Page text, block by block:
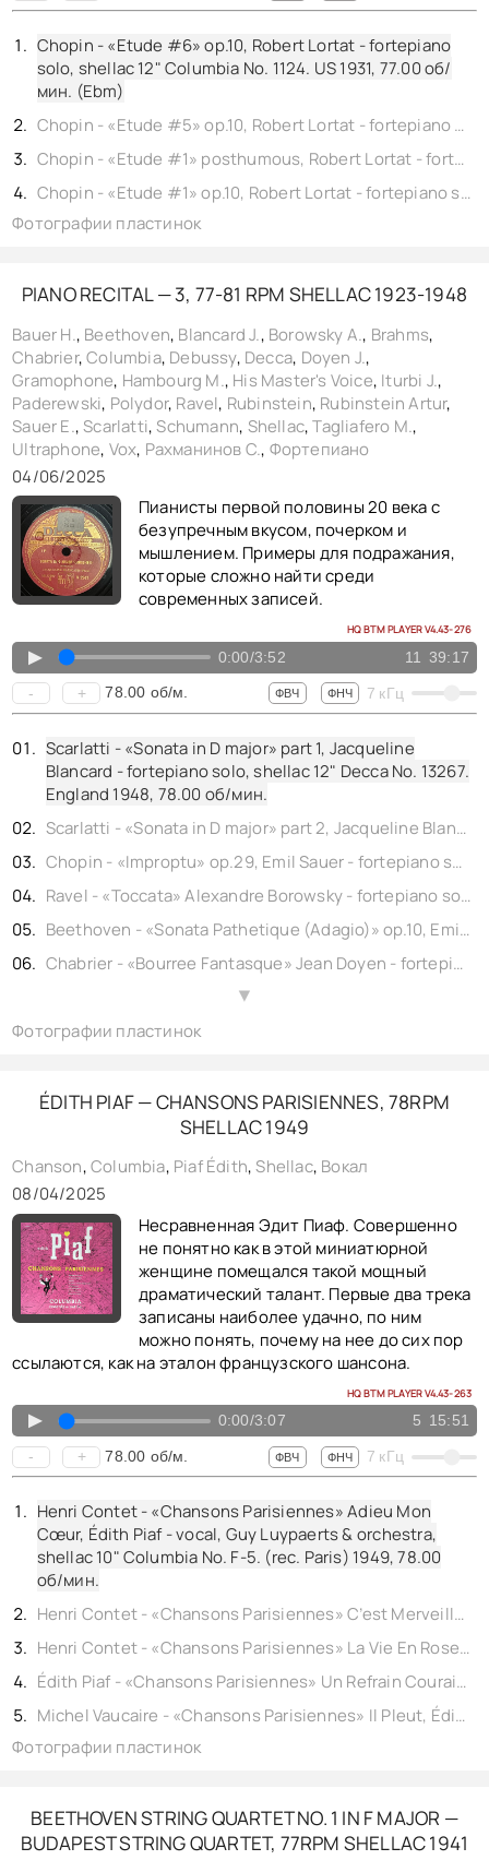
Chopin - «Etude #6» op.10, Robert Lortat - fortepiano
solo, shellac 12" Columbia No. 1124. US 1931, 77.00об/
мин. (Ebm)
Chopin - «Etude #5» op.10, Robert Lortat - fortepiano solo, shellac 12" Columbia No. 1123. US 1931,
Chopin - «Etude #1» posthumous, Robert Lortat - fortepiano solo, shellac 12" Columbia No. 1128. US 1931,
Chopin - «Etude #1» op.10, Robert Lortat - fortepiano solo, shellac 12" Columbia No. 1125. US 1931,
Фотографии пластинок
PIANO RECITAL — 3, 77-81 RPM SHELLAC 1923-1948
Bauer H., Beethoven, Blancard J., Borowsky A., Brahms,
Chabrier,Columbia, Debussy, Decca, Doyen J.,
Gramophone, Hambourg M., His Master's Voice, Iturbi J.,
Paderewski, Polydor, Ravel, Rubinstein, Rubinstein Artur,
Sauer E.,Scarlatti,Schumann, Shellac,Tagliafero M.,
Ultraphone, Vox, Рахманинов С., Фортепиано
04/06/2025
Пианисты первой половины 20 века с
безупречным вкусом, почерком и
мышлением. Примеры для подражания,
которые сложно найти среди
современных записей.
HQ BTM PLAYER V4.43-276
▲ 0:00/3:52 11 39:17
- + 78.00 об/м. ФВЧ ФНЧ 7 кГц
Scarlatti - «Sonata in D major» part 1, Jacqueline
Blancard - fortepiano solo, shellac 12" Decca No. 13267.
England 1948, 78.00 об/мин.
Scarlatti - «Sonata in D major» part 2, Jacqueline Blancard - fortepiano solo, shellac 12" Decca No. 13268. England 1948,
Chopin - «Improptu» op.29, Emil Sauer - fortepiano solo, shellac 12" Vox No. 2234a. Berlin
Ravel - «Toccata» Alexandre Borowsky - fortepiano solo, shellac 12" Polydor No. 516.612. France 1932,
Beethoven - «Sonata Pathetique (Adagio)» op.10, Emil Sauer - fortepiano solo, shellac 12" Vox No. 2229a. Berlin 1923,
Chabrier - «Bourree Fantasque» Jean Doyen - fortepiano solo, shellac 10" Ultraphone No. 77226. France 1934,
▲
Фотографии пластинок
ÉDITH PIAF — CHANSONS PARISIENNES, 78RPM
SHELLAC 1949
Chanson,Columbia, Piaf ‎Édith,Shellac, Вокал
08/04/2025
Несравненная Эдит Пиаф. Совершенно
не понятно как в этой миниатюрной
женщине помещался такой мощный
драматический талант. Первые два трека
записаны наиболее удачно, по ним
можно понять, почему на нее до сих пор
ссылаются, как на эталон французского шансона.
HQ BTM PLAYER V4.43-263
▲ 0:00/3:07 5 15:51
- + 78.00 об/м. ФВЧ ФНЧ 7 кГц
Henri Contet - «Chansons Parisiennes» Adieu Mon
Cœur, Édith Piaf - vocal, Guy Luypaerts & orchestra,
shellac 10" Columbia No. F-5. (rec. Paris) 1949,78.00
об/мин.
Henri Contet - «Chansons Parisiennes» C’est Merveilleux, Édith Piaf - vocal, Guy Luypaerts & orchestra, shellac 10" Columbia No. F-5. (rec. Paris) 1949,
Henri Contet - «Chansons Parisiennes» La Vie En Rose, Édith Piaf - vocal, Guy Luypaerts & orchestra, shellac 10" Columbia No. F-5. (rec. Paris) 1949,
Édith Piaf - «Chansons Parisiennes» Un Refrain Courait dans la Rue, Édith Piaf - vocal, Guy Luypaerts & orchestra, shellac 10" Columbia No. F-5. (rec. Paris) 1949,
Michel Vaucaire - «Chansons Parisiennes» Il Pleut, Édith Piaf - vocal, Guy Luypaerts & orchestra, shellac 10" Columbia No. F-5. (rec. Paris) 1949,
Фотографии пластинок
BEETHOVEN STRING QUARTET NO. 1 IN F MAJOR —
BUDAPEST STRING QUARTET, 77RPM SHELLAC 1941